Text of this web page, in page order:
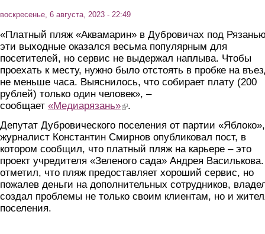
воскресенье, 6 августа, 2023 - 22:49
«Платный пляж «Аквамарин» в Дубровичах под
эти выходные оказался весьма популярным для
посетителей, но сервис не выдержал наплыва. Чтобы
проехать к месту, нужно было отстоять в пробке на
не меньше часа. Выяснилось, что собирает плату (200
рублей) только один человек», –
сообщает «Медиарязань»(link is external)
.
Депутат Дубровического поселения от партии «Яблоко»,
журналист Константин Смирнов опубликовал пост, в
котором сообщил, что платный пляж на карьере – это
проект учредителя «Зеленого сада» Андрея
отметил, что пляж предоставляет хороший сервис, но
пожалев деньги на дополнительных сотрудников,
создал проблемы не только своим клиентам, но и
поселения.